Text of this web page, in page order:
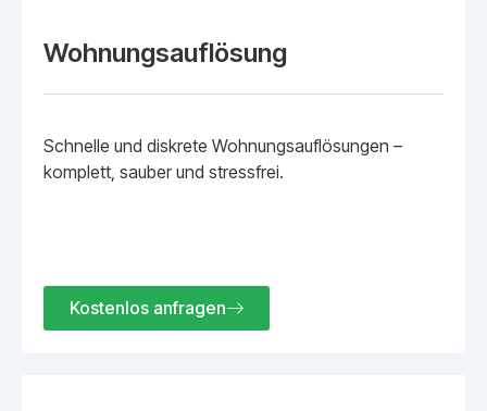
Wohnungsauflösung
Schnelle und diskrete Wohnungsauflösungen –
komplett, sauber und stressfrei.
Kostenlos anfragen